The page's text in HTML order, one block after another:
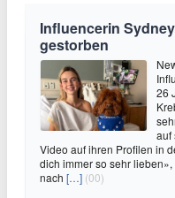
Influencerin
gestorben
26
auf
Video auf ihren Profilen in
dich immer so sehr
nach […] (00)